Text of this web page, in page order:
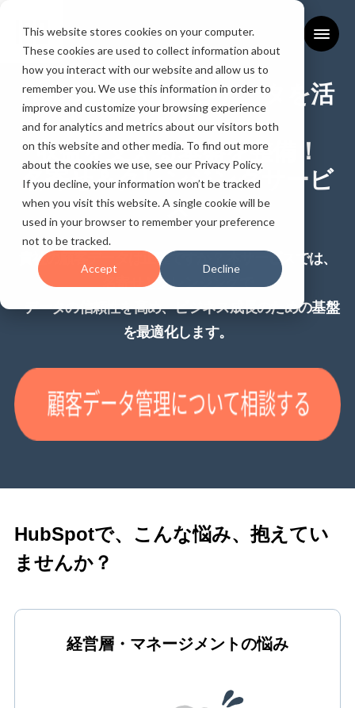
This website stores cookies on your computer.
These cookies are used to collect information about
how you interact with our website and allow us to
remember you. We use this information in order to
improve and customize your browsing experience
and for analytics and metrics about our visitors both
on this website and other media. To find out more
about the cookies we use, see our Privacy Policy.
If you decline, your information won’t be tracked
when you visit this website. A single cookie will be
used in your browser to remember your preference
not to be tracked.
Accept Decline
HubSpot内の顧客データを活
用し
収益を支える基盤を整備！
名寄せ＆クレンジングサービ
ス
貴社の顧客データは正確ですか？ 本サービスでは、
名寄せとクレンジングで
データの信頼性を高め、ビジネス成長のための基盤
を最適化します。
HubSpotで、こんな悩み、抱えてい
ませんか？
経営層・マネージメントの悩み